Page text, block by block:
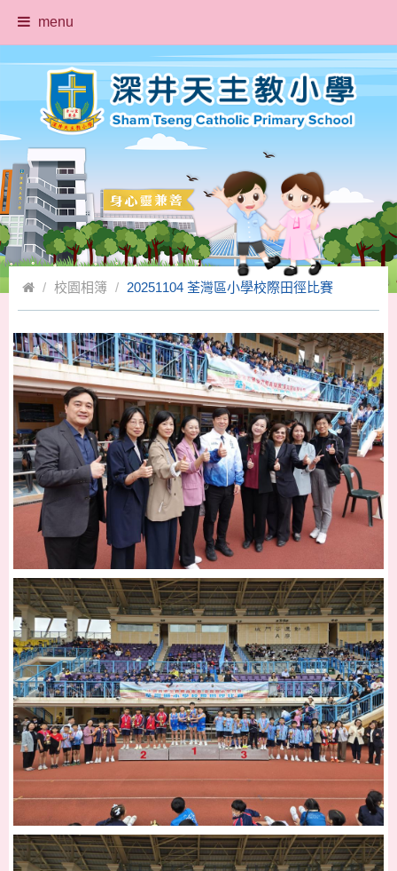
menu
校園相簿 20251104 荃灣區小學校際田徑比賽
返回